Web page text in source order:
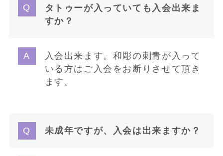
タトゥーが入っていても入会出来ま
すか？
入会出来ます。和彫の刺青が入って
いる方はご入会をお断りさせて頂き
ます。
未成年ですが、入会は出来ますか？